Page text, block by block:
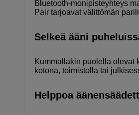
Bluetooth-monipisteyhteys
Pair tarjoavat välittömän
Selkeä ääni
Kummallakin puolella olevat
kotona, toimistolla tai
Helppoa